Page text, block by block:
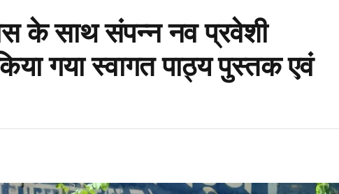
के साथ संपन्न नव प्रवेशी
गया स्वागत पाठ्य पुस्तक एवं